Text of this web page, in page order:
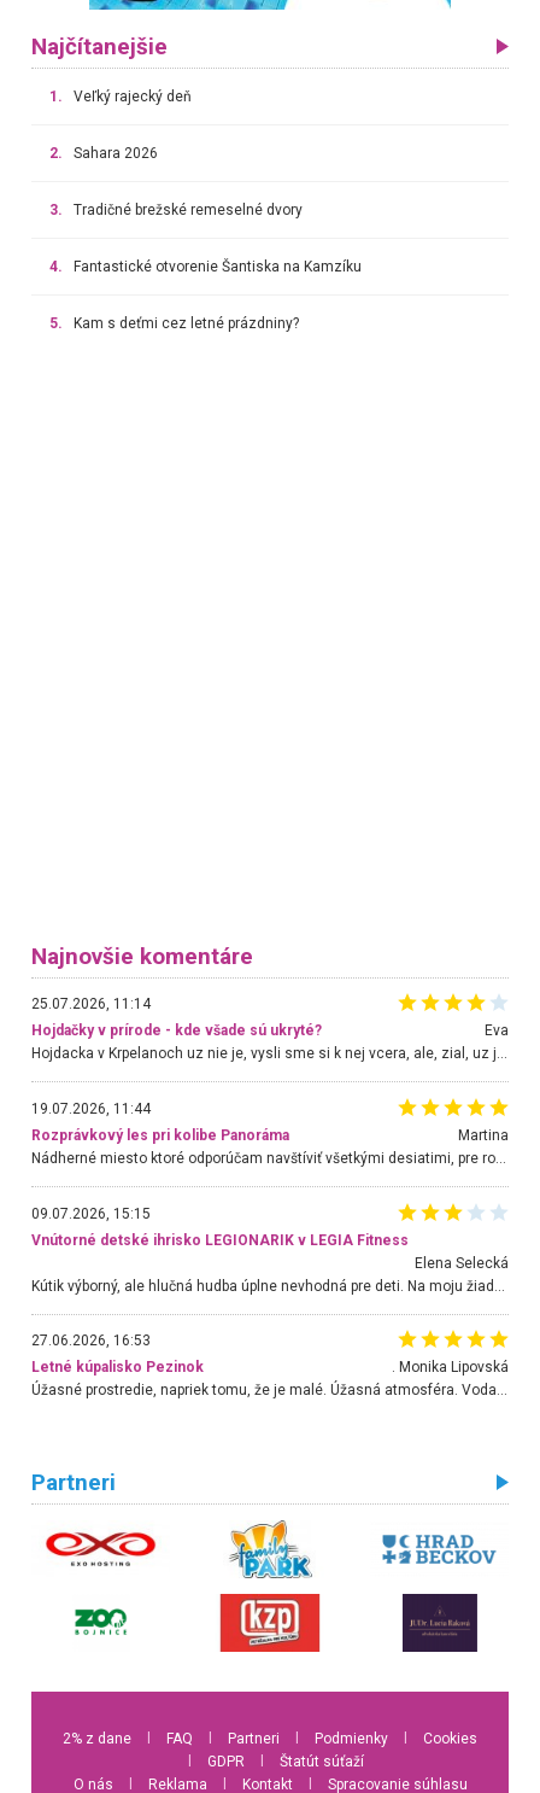
Najčítanejšie
1. Veľký rajecký deň
2. Sahara 2026
3. Tradičné brežské remeselné dvory
4. Fantastické otvorenie Šantiska na Kamzíku
5. Kam s deťmi cez letné prázdniny?
Najnovšie komentáre
25.07.2026, 11:14
Hojdačky v prírode - kde všade sú ukryté?
Eva
Hojdacka v Krpelanoch uz nie je, vysli sme si k nej vcera, ale, zial, uz je znicena. Ak sem planujete cestu len kvoli hojdacke, mozete si ju usetrit. Krasny vyhlad je tu vsak aj bez hojdacky :-)
19.07.2026, 11:44
Rozprávkový les pri kolibe Panoráma
Martina
Nádherné miesto ktoré odporúčam navštíviť všetkými desiatimi, pre rodiny s deťmi, dôchodcom... Proste a jednoducho ozaj rozprávkový les.. určite ešte prídeme. Odniesli sme si na pamiatku krásne tričká,
09.07.2026, 15:15
Vnútorné detské ihrisko LEGIONARIK v LEGIA Fitness
Elena Selecká
27.06.2026, 16:53
Letné kúpalisko Pezinok
. Monika Lipovská
Úžasné prostredie, napriek tomu, že je malé. Úžasná atmosféra. Voda fantastická a nádherná. Ľudí je pomerne veľa, ale su mili a ohľaduplní. Je veľmi zaujímavé sledovať, ako dokážu spolu športovať cudzí ľudia a bez ohľadu na vek. Vládne tu pohoda. Vnuka neviem dostať z vody. Ďakujem za krásny deň . Urcite sa sem vrátim. Jediný problém je s parkovaním, ale aj ten sa mi podarilo vyriešiť. Monika Bratislava
Partneri
2% z dane FAQ Partneri Podmienky
Cookies
GDPR
Štatút súťaží
O nás
Reklama Kontakt Spracovanie súhlasu